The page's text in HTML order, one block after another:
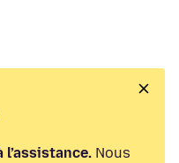
l’assistance. Nous